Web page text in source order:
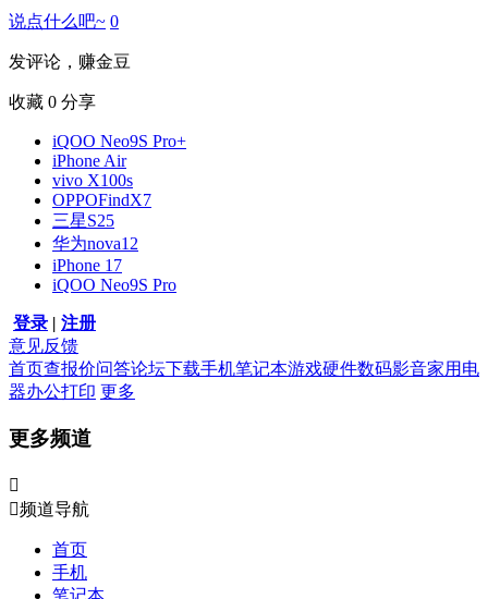
说点什么吧~ 0
发评论，赚金豆
收藏 0 分享
iQOO Neo9S Pro+
iPhone Air
vivo X100s
OPPOFindX7
三星S25
华为nova12
iPhone 17
iQOO Neo9S Pro
登录 | 注册
意见反馈
首页查报价问答论坛下载手机笔记本游戏硬件数码影音家用电
器办公打印 更多
更多频道

频道导航
首页
手机